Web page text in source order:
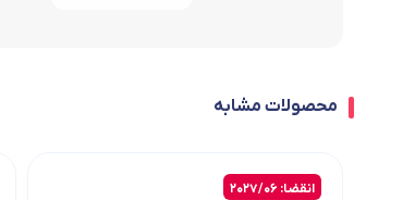
محصولات مشابه
انقضا: 2027/06